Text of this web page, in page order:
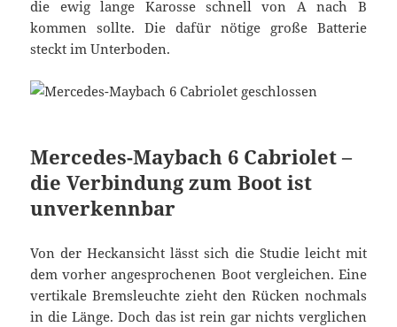
die ewig lange Karosse schnell von A nach B
kommen sollte. Die dafür nötige große Batterie
steckt im Unterboden.
Mercedes-Maybach 6 Cabriolet –
die Verbindung zum Boot ist
unverkennbar
Von der Heckansicht lässt sich die Studie leicht mit
dem vorher angesprochenen Boot vergleichen. Eine
vertikale Bremsleuchte zieht den Rücken nochmals
in die Länge. Doch das ist rein gar nichts verglichen